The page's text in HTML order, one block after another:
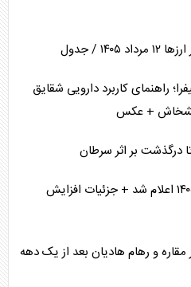
/ جدول
راهنمای کاربرد دارویی شقایق
خشخاش + عکس
درگذشت بر اثر سرطان
قیمت جدید سایپا ۱۵۱ مرداد ۱۴۰۵ اعلام شد + جزئیات افزایش
مقاره و رهام هادیان بعد از یک دهه